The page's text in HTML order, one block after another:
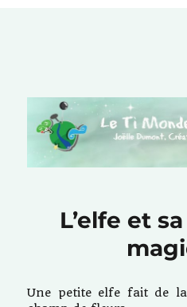
L’elfe et
Une petite elfe fait de